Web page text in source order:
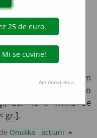
care, după cum
lumii și va aduce o
dar va fi învins de
< gr.].
Onukka acțiuni
Am donat deja.